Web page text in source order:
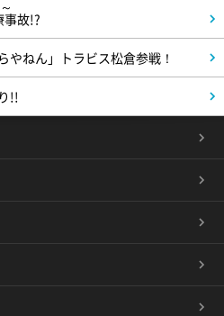
故!?
やねん」トラビス松倉参戦！
!!